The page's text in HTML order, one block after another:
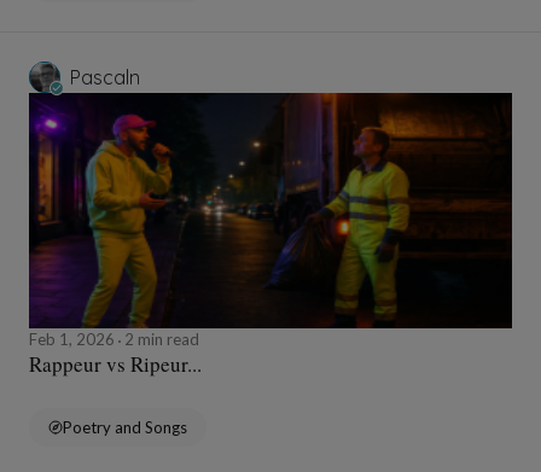
Pascaln
Feb 1, 2026 2 min read
Rappeur vs Ripeur...
Poetry and Songs